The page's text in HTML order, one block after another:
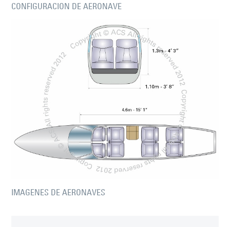
CONFIGURACION DE AERONAVE
IMAGENES DE AERONAVES